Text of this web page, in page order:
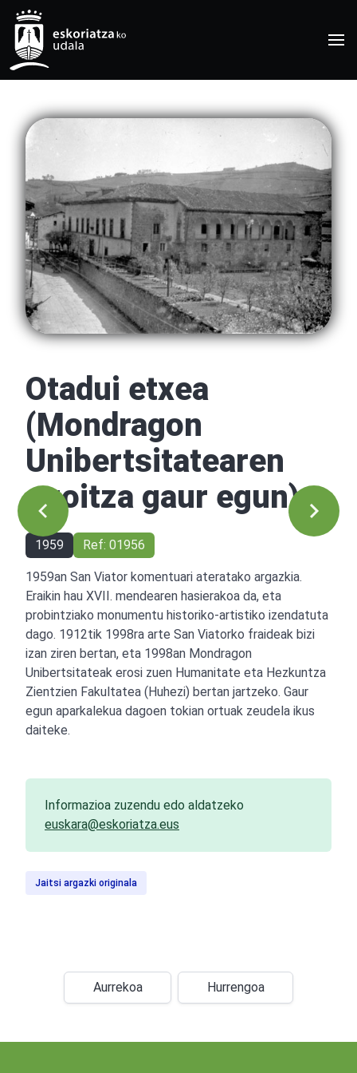
Otadui etxea
(Mondragon
Unibertsitatearen
egoitza gaur egun)
1959 Ref: 01956
1959an San Viator komentuari ateratako argazkia.
Eraikin hau XVII. mendearen hasierakoa da, eta
probintziako monumentu historiko-artistiko izendatuta
dago. 1912tik 1998ra arte San Viatorko fraideak bizi
izan ziren bertan, eta 1998an Mondragon
Unibertsitateak erosi zuen Humanitate eta Hezkuntza
Zientzien Fakultatea (Huhezi) bertan jartzeko. Gaur
egun aparkalekua dagoen tokian ortuak zeudela ikus
daiteke.
Informazioa zuzendu edo aldatzeko
euskara@eskoriatza.eus
Jaitsi argazki originala
Aurrekoa Hurrengoa